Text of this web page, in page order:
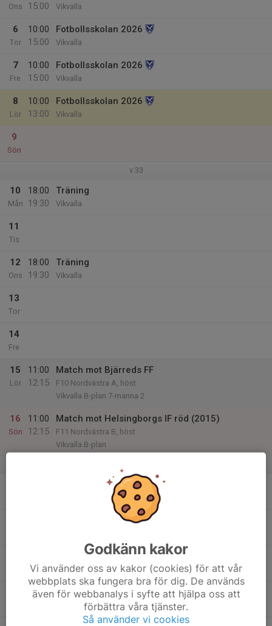
Ons
15:00
Vikvalla
6
Tor
10:00
15:00
Fotbollsskolan 2026
Vikvalla
7
Fre
10:00
15:00
Fotbollsskolan 2026
Vikvalla
8
Lör
10:00
13:00
Fotbollsskolan 2026
Vikvalla
9
Sön
v.33
10
Mån
18:00
19:30
Träning
Vikvalla
11
Tis
12
Ons
18:00
19:30
Träning
Vikvalla
13
Tor
14
Fre
15
Lör
11:00
12:15
Match mot Bjärreds FF
F10 Nordvästra A, höst
Vikvalla B-plan 7-manna 2
16
Sön
11:00
12:15
Match mot Helsingborgs IF röd (2015)
F11 Nordvästra B, höst
Vikvalla B-plan
Finland P15-landslag
13:00
Finland P15-landslag
Vikvalla A-plan
18:00
Träning
Godkänn kakor
Vi använder oss av kakor (cookies) för att vår
webbplats ska fungera bra för dig. De används
även för webbanalys i syfte att hjälpa oss att
förbättra våra tjänster.
Så använder vi cookies